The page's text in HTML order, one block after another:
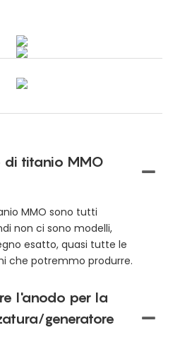
di titanio MMO
MMO sono tutti
non ci sono modelli,
esatto, quasi tutte le
che potremmo produrre.
l'anodo per la
generatore